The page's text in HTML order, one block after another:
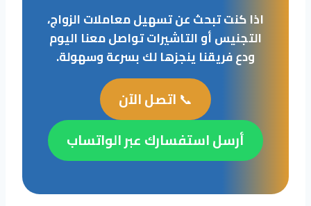
اذا كنت تبحث عن تسهيل معاملات الزواج،
التجنيس أو التاشيرات تواصل معنا اليوم
ودع فريقنا ينجزها لك بسرعة وسهولة.
📞اتصل الآن
أرسل استفسارك عبر الواتساب